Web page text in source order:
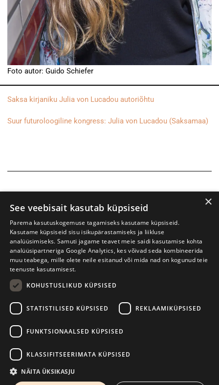
Foto autor: Guido Schiefer
Saksa kirjaniku Julia von Lucadou autoriõhtu
Suur futuroloogiline kongress: Julia von Lucadou (Saksamaa)
Prima Vista kirjandusfestival
+372 56906836
Kodulehe tegemine - AMA
×
See veebisait kasutab küpsiseid
Parema kasutuskogemuse tagamiseks kasutame küpsiseid.
Kasutame küpsiseid sisu isikupärastamiseks ja liikluse
analüüsimiseks. Samuti jagame teavet meie saidi kasutamise kohta
analüüsipartneriga Google Analytics, kes võivad seda kombineerida
muu teabega, mille olete neile esitanud või mida nad on kogunud teie
teenuste kasutamisest.
KOHUSTUSLIKUD KÜPSISED
STATISTILISED KÜPSISED REKLAAMIKÜPSISED
FUNKTSIONAALSED KÜPSISED
KLASSIFITSEERIMATA KÜPSISED
NÄITA ÜKSIKASJU